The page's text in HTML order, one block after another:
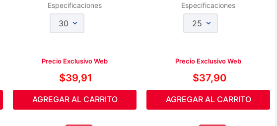
Especificaciones
30
Precio Exclusivo Web
$39,91
AGREGAR AL CARRITO
Especificaciones
25
Precio Exclusivo Web
$37,90
AGREGAR AL CARRITO